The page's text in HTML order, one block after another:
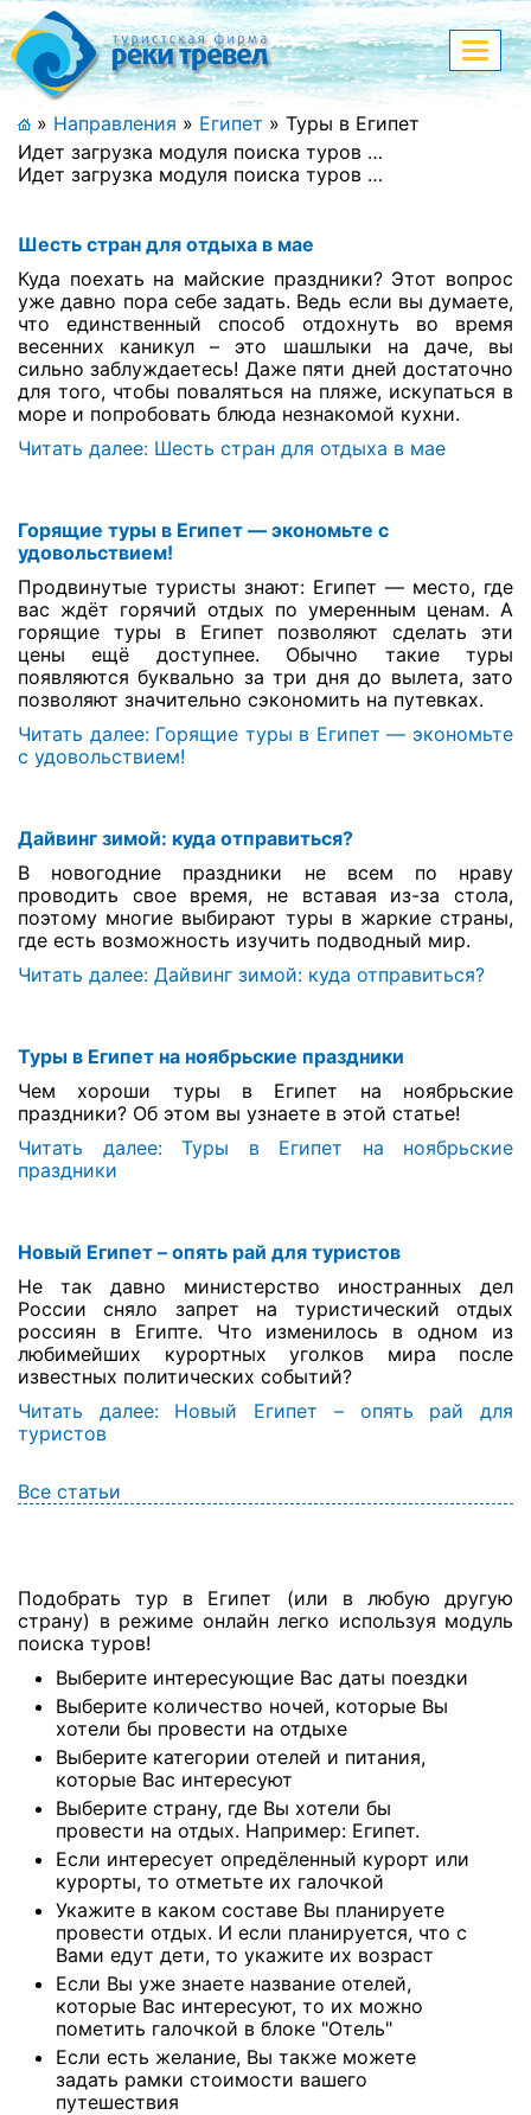
Меню
+7 (911) 182-44-68
Адрес офиса, контакты
Главная
Спецпредложения
Праздничные туры
Поиск тура
Туры по России
Автобусные туры
Круизы
Туры на пароме
Туристическая страховка
Услуги
О компании
Отзывы
меню
» Направления » Египет » Туры в Египет
Идет загрузка модуля поиска туров …
Идет загрузка модуля поиска туров …
Шесть стран для отдыха в мае
Куда поехать на майские праздники? Этот вопрос
уже давно пора себе задать. Ведь если вы думаете,
что единственный способ отдохнуть во время
весенних каникул – это шашлыки на даче, вы
сильно заблуждаетесь! Даже пяти дней достаточно
для того, чтобы поваляться на пляже, искупаться в
море и попробовать блюда незнакомой кухни.
Читать далее: Шесть стран для отдыха в мае
Горящие туры в Египет — экономьте с
удовольствием!
Продвинутые туристы знают: Египет — место, где
вас ждёт горячий отдых по умеренным ценам. А
горящие туры в Египет позволяют сделать эти
цены ещё доступнее. Обычно такие туры
появляются буквально за три дня до вылета, зато
позволяют значительно сэкономить на путевках.
Читать далее: Горящие туры в Египет — экономьте
с удовольствием!
Дайвинг зимой: куда отправиться?
В новогодние праздники не всем по нраву
проводить свое время, не вставая из-за стола,
поэтому многие выбирают туры в жаркие страны,
где есть возможность изучить подводный мир.
Читать далее: Дайвинг зимой: куда отправиться?
Туры в Египет на ноябрьские праздники
Чем хороши туры в Египет на ноябрьские
праздники? Об этом вы узнаете в этой статье!
Читать далее: Туры в Египет на ноябрьские
праздники
Новый Египет – опять рай для туристов
Не так давно министерство иностранных дел
России сняло запрет на туристический отдых
россиян в Египте. Что изменилось в одном из
любимейших курортных уголков мира после
известных политических событий?
Читать далее: Новый Египет – опять рай для
туристов
Все статьи
Подобрать тур в Египет (или в любую другую
страну) в режиме онлайн легко используя модуль
поиска туров!
Выберите интересующие Вас даты поездки
Выберите количество ночей, которые Вы
хотели бы провести на отдыхе
Выберите категории отелей и питания,
которые Вас интересуют
Выберите страну, где Вы хотели бы
провести на отдых. Например: Египет.
Если интересует опредёленный курорт или
курорты, то отметьте их галочкой
Укажите в каком составе Вы планируете
провести отдых. И если планируется, что с
Вами едут дети, то укажите их возраст
Если Вы уже знаете название отелей,
которые Вас интересуют, то их можно
пометить галочкой в блоке "Отель"
Если есть желание, Вы также можете
задать рамки стоимости вашего
путешествия